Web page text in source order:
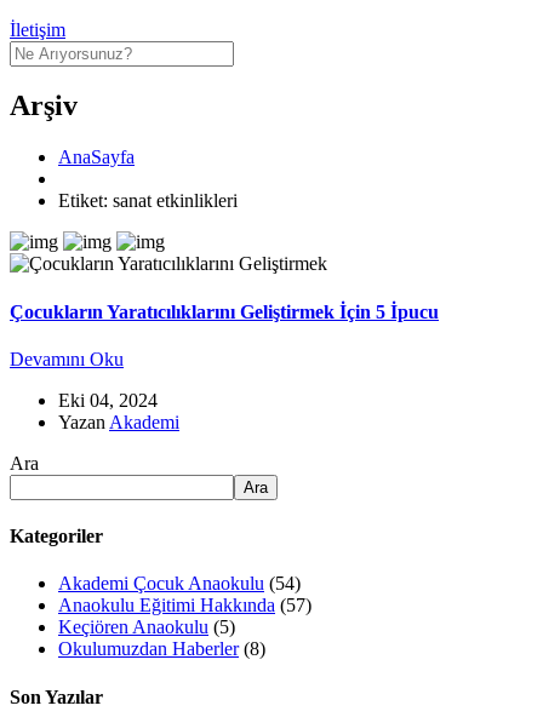
İletişim
Arşiv
AnaSayfa
Etiket: sanat etkinlikleri
Çocukların Yaratıcılıklarını Geliştirmek İçin 5 İpucu
Devamını Oku
Eki 04, 2024
Yazan Akademi
Ara
Ara
Kategoriler
Akademi Çocuk Anaokulu (54)
Anaokulu Eğitimi Hakkında (57)
Keçiören Anaokulu (5)
Okulumuzdan Haberler(8)
Son Yazılar